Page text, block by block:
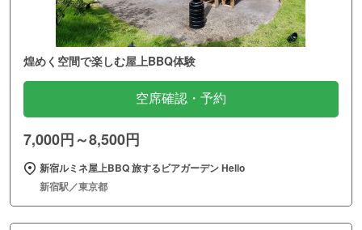
煌めく空間で楽しむ屋上BBQ体験
空席確認・予約
7,000円～8,500円
新宿ルミネ屋上BBQ 旅するビアガーデン Hello
新宿駅／東京都